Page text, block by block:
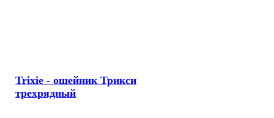
Trixie - ошейник Трикси
трехрядный